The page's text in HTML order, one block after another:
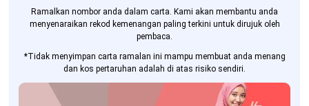
Ramalkan nombor anda dalam carta. Kami akan membantu anda
menyenaraikan rekod kemenangan paling terkini untuk dirujuk oleh
pembaca.
*Tidak menyimpan carta ramalan ini mampu membuat anda menang
dan kos pertaruhan adalah di atas risiko sendiri.